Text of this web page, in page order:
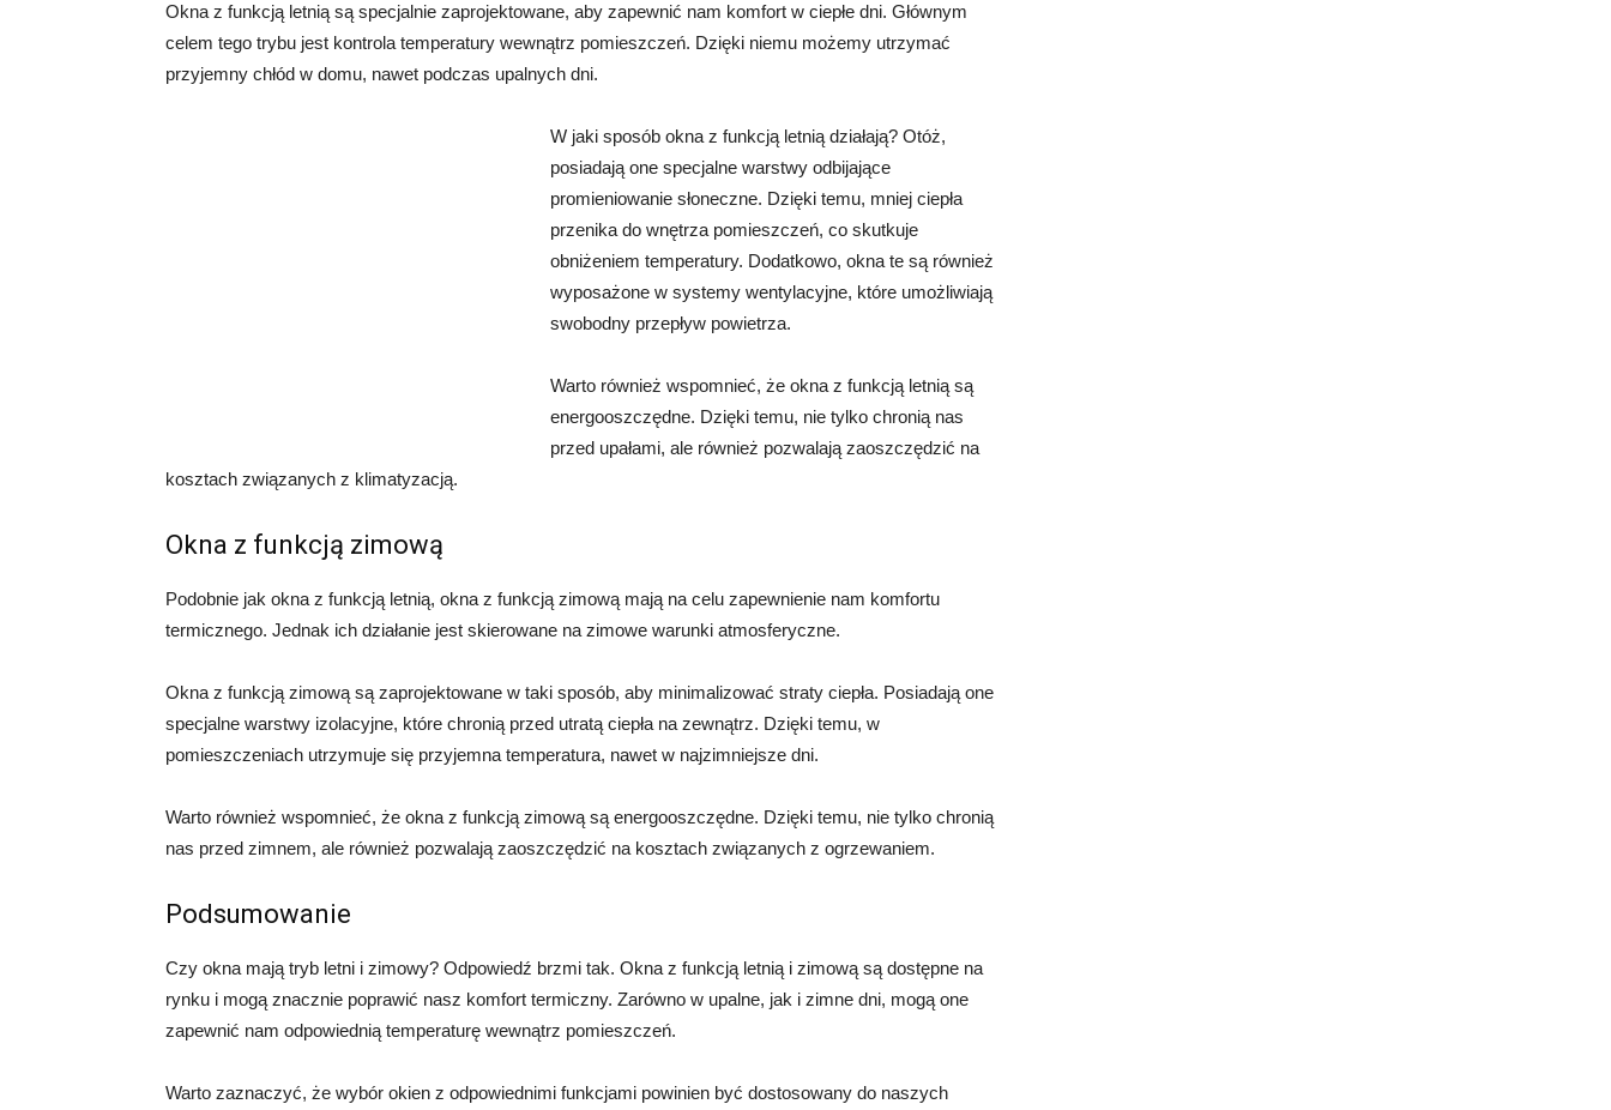
Okna z funkcją letnią są specjalnie zaprojektowane, aby zapewnić nam komfort w ciepłe dni. Głównym
celem tego trybu jest kontrola temperatury wewnątrz pomieszczeń. Dzięki niemu możemy utrzymać
przyjemny chłód w domu, nawet podczas upalnych dni.
W jaki sposób okna z funkcją letnią działają? Otóż,
posiadają one specjalne warstwy odbijające
promieniowanie słoneczne. Dzięki temu, mniej ciepła
przenika do wnętrza pomieszczeń, co skutkuje
obniżeniem temperatury. Dodatkowo, okna te są również
wyposażone w systemy wentylacyjne, które umożliwiają
swobodny przepływ powietrza.
Warto również wspomnieć, że okna z funkcją letnią są
energooszczędne. Dzięki temu, nie tylko chronią nas
przed upałami, ale również pozwalają zaoszczędzić na
kosztach związanych z klimatyzacją.
Okna z funkcją zimową
Podobnie jak okna z funkcją letnią, okna z funkcją zimową mają na celu zapewnienie nam komfortu
termicznego. Jednak ich działanie jest skierowane na zimowe warunki atmosferyczne.
Okna z funkcją zimową są zaprojektowane w taki sposób, aby minimalizować straty ciepła. Posiadają one
specjalne warstwy izolacyjne, które chronią przed utratą ciepła na zewnątrz. Dzięki temu, w
pomieszczeniach utrzymuje się przyjemna temperatura, nawet w najzimniejsze dni.
Warto również wspomnieć, że okna z funkcją zimową są energooszczędne. Dzięki temu, nie tylko chronią
nas przed zimnem, ale również pozwalają zaoszczędzić na kosztach związanych z ogrzewaniem.
Podsumowanie
Czy okna mają tryb letni i zimowy? Odpowiedź brzmi tak. Okna z funkcją letnią i zimową są dostępne na
rynku i mogą znacznie poprawić nasz komfort termiczny. Zarówno w upalne, jak i zimne dni, mogą one
zapewnić nam odpowiednią temperaturę wewnątrz pomieszczeń.
Warto zaznaczyć, że wybór okien z odpowiednimi funkcjami powinien być dostosowany do naszych